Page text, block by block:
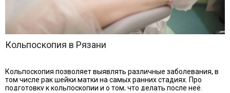
Кольпоскопия в Рязани
Кольпоскопия позволяет выявлять различные заболевания, в
том числе рак шейки матки на самых ранних стадиях. Про
подготовку к кольпоскопии и о том, что делать после неё.